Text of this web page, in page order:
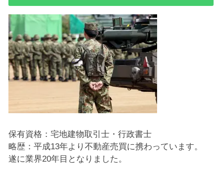
保有資格：宅地建物取引士・行政書士
略歴：平成13年より不動産売買に携わっています。
遂に業界20年目となりました。